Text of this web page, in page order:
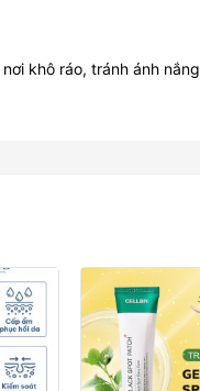
khô ráo, tránh ánh